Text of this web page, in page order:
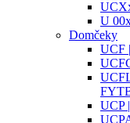
U
Domčeky
UCF
UCP